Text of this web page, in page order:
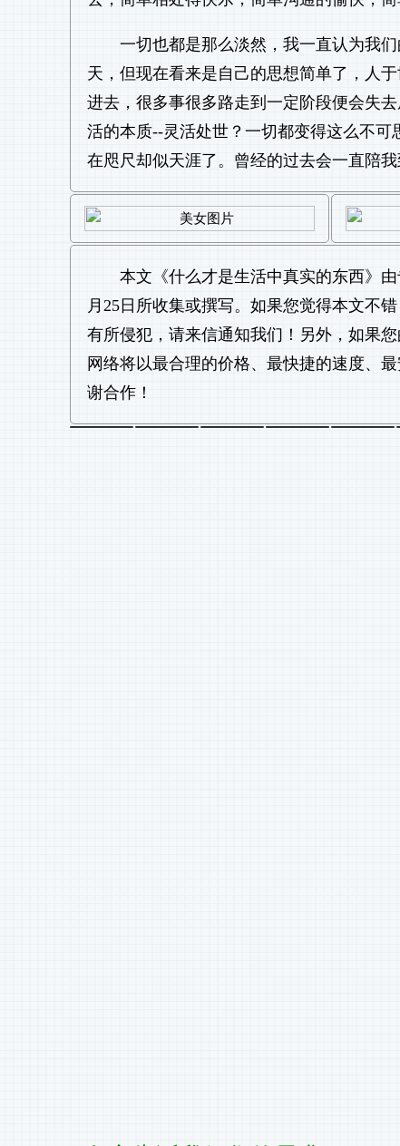
一切也都是那么淡然，我一直认为我
天，但现在看来是自己的思想简单了，人
进去，很多事很多路走到一定阶段便会失
活的本质--灵活处世？一切都变得这么不
在咫尺却似天涯了。曾经的过去会一直陪我
本文《什么才是生活中真实的东西》
月25日所收集或撰写。如果您觉得本文不
有所侵犯，请来信通知我们！另外，如果
网络将以最合理的价格、最快捷的速度、
谢合作！